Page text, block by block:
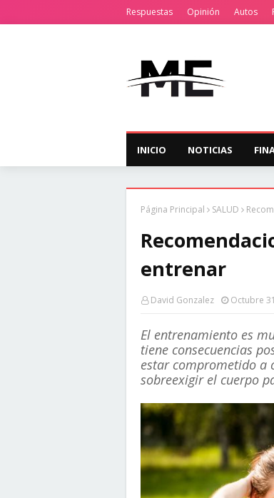
Respuestas Opinión Autos
INICIO NOTICIAS
Página Principal SALUD
entrenar
David Gonzalez Octubre
El entrenamiento es
tiene consecuencias
estar comprometido a
sobreexigir el cuerpo